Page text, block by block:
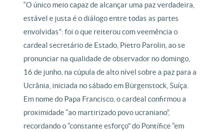
“O único meio capaz de alcançar uma paz verdadeira,
estável e justa é o diálogo entre todas as partes
envolvidas”: foi o que reiterou com veemência o
cardeal secretário de Estado, Pietro Parolin, ao se
pronunciar na qualidade de observador no domingo,
16 de junho, na cúpula de alto nível sobre a paz para a
Ucrânia, iniciada no sábado em Bürgenstock, Suíça.
Em nome do Papa Francisco, o cardeal confirmou a
proximidade “ao martirizado povo ucraniano”,
recordando o “constante esforço” do Pontífice “em